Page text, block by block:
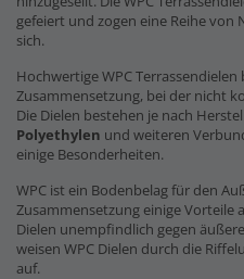
gefeiert und zogen eine Reihe
sich.
Hochwertige WPC
Zusammensetzung, bei der nicht
Die Dielen bestehen je nach
Polyethylen und weiteren
einige Besonderheiten.
WPC ist ein Bodenbelag für den
Zusammensetzung einige Vorteile
Dielen unempfindlich gegen
weisen WPC Dielen durch die
auf.